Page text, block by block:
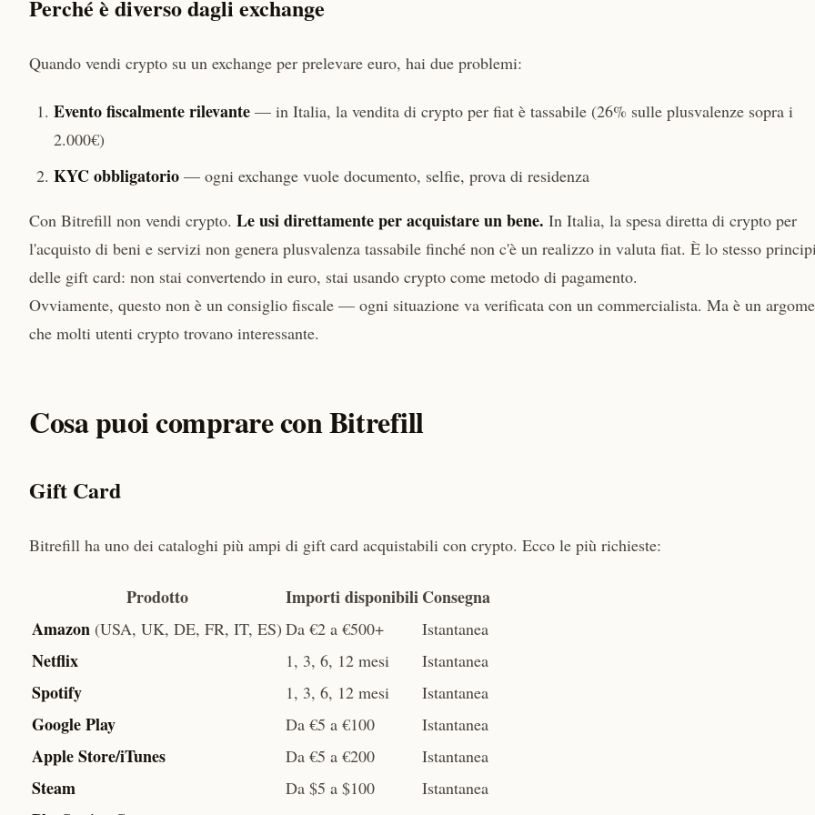
Perché è diverso dagli exchange
Quando vendi crypto su un exchange per prelevare euro, hai due problemi:
Evento fiscalmente rilevante — in Italia, la vendita di crypto per fiat è tassabile (26% sulle plusvalenze sopra i
2.000€)
KYC obbligatorio — ogni exchange vuole documento, selfie, prova di residenza
Con Bitrefill non vendi crypto. Le usi direttamente per acquistare un bene. In Italia, la spesa diretta di crypto per
l'acquisto di beni e servizi non genera plusvalenza tassabile finché non c'è un realizzo in valuta fiat. È lo stesso
delle gift card: non stai convertendo in euro, stai usando crypto come metodo di pagamento.
Ovviamente, questo non è un consiglio fiscale — ogni situazione va verificata con un commercialista. Ma è un
che molti utenti crypto trovano interessante.
Cosa puoi comprare con Bitrefill
Gift Card
Bitrefill ha uno dei cataloghi più ampi di gift card acquistabili con crypto. Ecco le più richieste:
Prodotto Importi disponibiliConsegna
Amazon (USA, UK, DE, FR, IT, ES) Da €2 a €500+ Istantanea
Netflix 1, 3, 6, 12 mesi Istantanea
Spotify 1, 3, 6, 12 mesi Istantanea
Google Play Da €5 a €100 Istantanea
Apple Store/iTunes Da €5 a €200 Istantanea
Steam Da $5 a $100 Istantanea